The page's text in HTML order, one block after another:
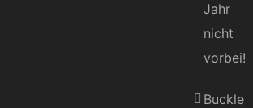
Jahr
nicht
vorbei!
Buckle